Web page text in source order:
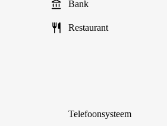
Bank
Restaurant
Telefoonsysteem